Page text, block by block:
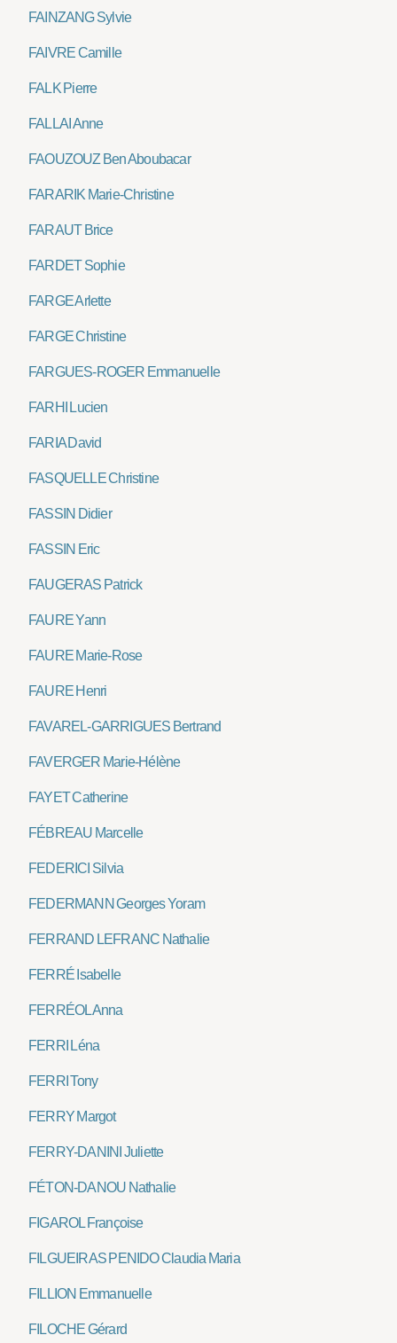
FAINZANG Sylvie
FAIVRE Camille
FALK Pierre
FALLAI Anne
FAOUZOUZ Ben Aboubacar
FARARIK Marie-Christine
FARAUT Brice
FARDET Sophie
FARGE Arlette
FARGE Christine
FARGUES-ROGER Emmanuelle
FARHI Lucien
FARIA David
FASQUELLE Christine
FASSIN Didier
FASSIN Eric
FAUGERAS Patrick
FAURE Yann
FAURE Marie-Rose
FAURE Henri
FAVAREL-GARRIGUES Bertrand
FAVERGER Marie-Hélène
FAYET Catherine
FÉBREAU Marcelle
FEDERICI Silvia
FEDERMANN Georges Yoram
FERRAND LEFRANC Nathalie
FERRÉ Isabelle
FERRÉOL Anna
FERRI Léna
FERRI Tony
FERRY Margot
FERRY-DANINI Juliette
FÉTON-DANOU Nathalie
FIGAROL Françoise
FILGUEIRAS PENIDO Claudia Maria
FILLION Emmanuelle
FILOCHE Gérard